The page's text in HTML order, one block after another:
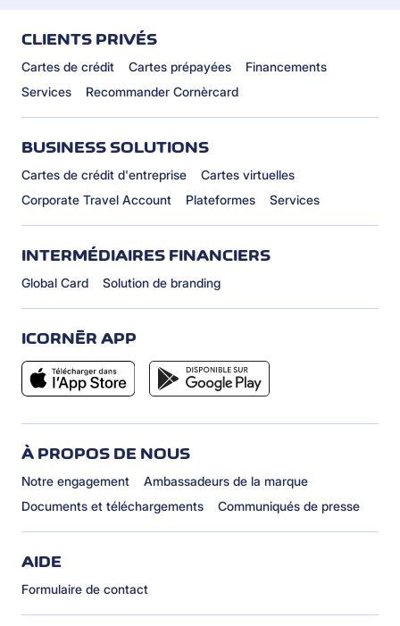
CLIENTS PRIVÉS
Cartes de crédit Cartes prépayées
Financements
Services
Recommander Cornèrcard
BUSINESS SOLUTIONS
Cartes de crédit d'entreprise
Cartes virtuelles
Corporate Travel Account
Plateformes Services
INTERMÉDIAIRES FINANCIERS
Global Card Solution de branding
ICORNÈR APP
À PROPOS DE NOUS
Notre engagement
Ambassadeurs de la marque
Documents et téléchargements
Communiqués de presse
AIDE
Formulaire de contact